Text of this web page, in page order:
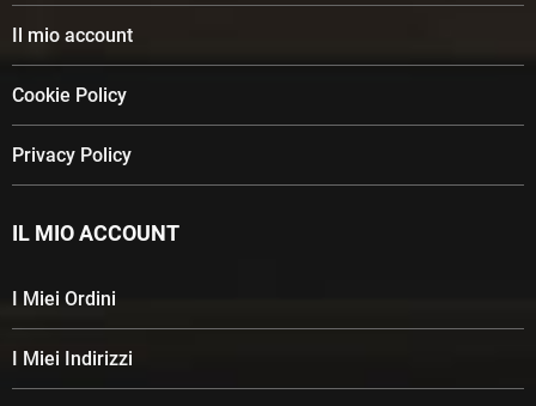
Il mio account
Cookie Policy
Privacy Policy
IL MIO ACCOUNT
I Miei Ordini
I Miei Indirizzi